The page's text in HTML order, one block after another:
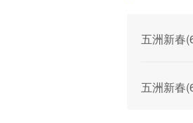
五洲新春
五洲新春